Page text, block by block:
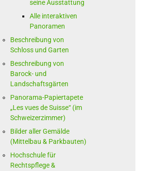
seine Ausstattung
Alle interaktiven
Panoramen
Beschreibung von
Schloss und Garten
Beschreibung von
Barock- und
Landschaftsgärten
Panorama-Papiertapete
„Les vues de Suisse“ (im
Schweizerzimmer)
Bilder aller Gemälde
(Mittelbau & Parkbauten)
Hochschule für
Rechtspflege &